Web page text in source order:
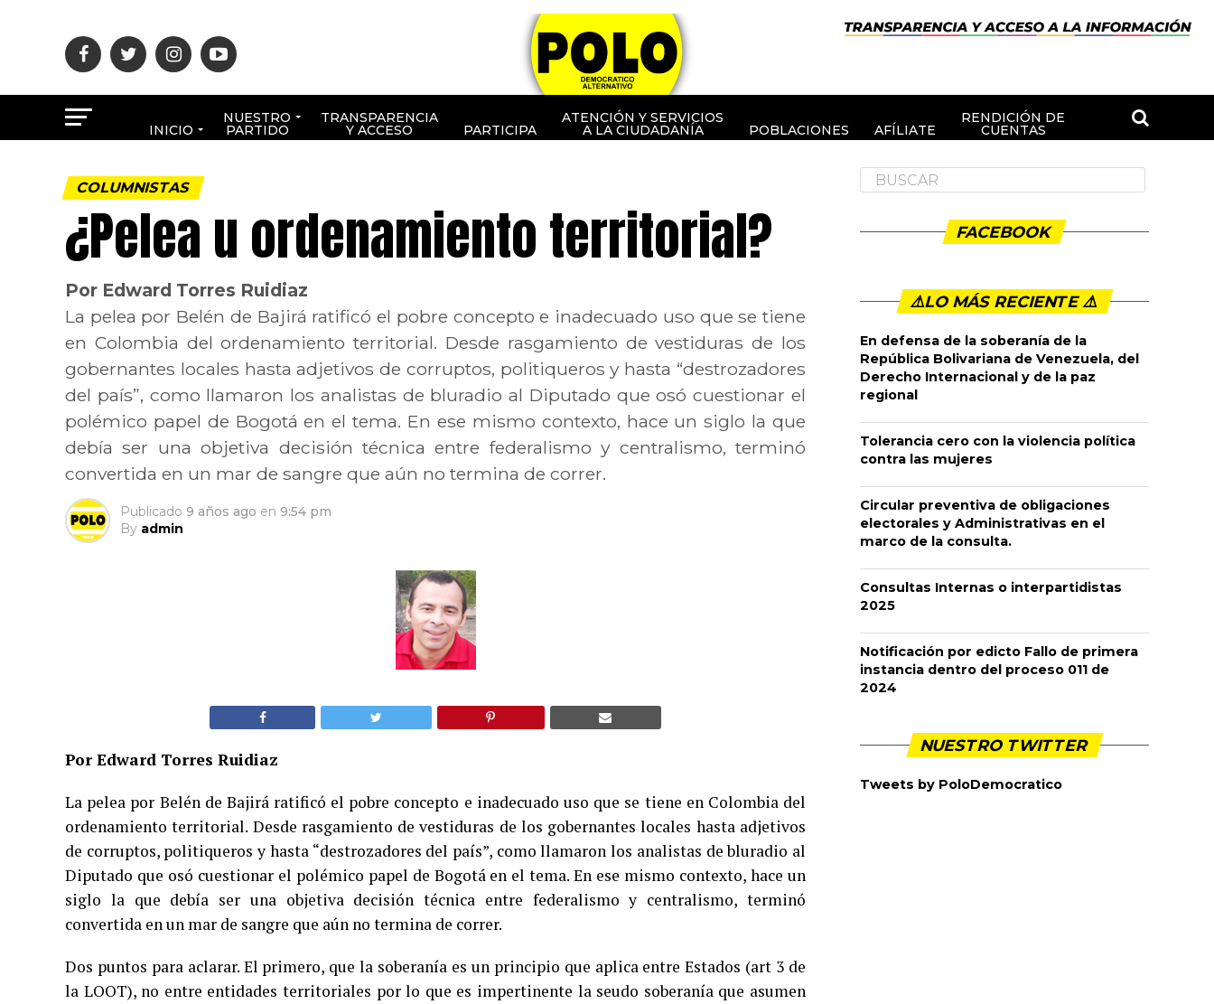
INICIO
NUESTRO
PARTIDO
TRANSPARENCIA
Y ACCESO PARTICIPA
ATENCIÓN Y SERVICIOS
A LA CIUDADANÍA POBLACIONES AFÍLIATE
RENDICIÓN DE
CUENTAS
COLUMNISTAS
¿Pelea u ordenamiento territorial?
Por Edward Torres Ruidiaz
La pelea por Belén de Bajirá ratificó el pobre concepto e inadecuado uso que se tiene
en Colombia del ordenamiento territorial. Desde rasgamiento de vestiduras de los
gobernantes locales hasta adjetivos de corruptos, politiqueros y hasta “destrozadores
del país”, como llamaron los analistas de bluradio al Diputado que osó cuestionar el
polémico papel de Bogotá en el tema. En ese mismo contexto, hace un siglo la que
debía ser una objetiva decisión técnica entre federalismo y centralismo, terminó
convertida en un mar de sangre que aún no termina de correr.
Publicado 9 años ago en 9:54 pm
By admin
Por Edward Torres Ruidiaz
La pelea por Belén de Bajirá ratificó el pobre concepto e inadecuado uso que se tiene en Colombia del
ordenamiento territorial. Desde rasgamiento de vestiduras de los gobernantes locales hasta adjetivos
de corruptos, politiqueros y hasta “destrozadores del país”, como llamaron los analistas de bluradio al
Diputado que osó cuestionar el polémico papel de Bogotá en el tema. En ese mismo contexto, hace un
siglo la que debía ser una objetiva decisión técnica entre federalismo y centralismo, terminó
convertida en un mar de sangre que aún no termina de correr.
Dos puntos para aclarar. El primero, que la soberanía es un principio que aplica entre Estados (art 3 de
la LOOT), no entre entidades territoriales por lo que es impertinente la seudo soberanía que asumen
FACEBOOK
⚠️LO MÁS RECIENTE ⚠️️
En defensa de la soberanía de la
República Bolivariana de Venezuela, del
Derecho Internacional y de la paz
regional
Tolerancia cero con la violencia política
contra las mujeres
Circular preventiva de obligaciones
electorales y Administrativas en el
marco de la consulta.
Consultas Internas o interpartidistas
2025
Notificación por edicto Fallo de primera
instancia dentro del proceso 011 de
2024
NUESTRO TWITTER
Tweets by PoloDemocratico